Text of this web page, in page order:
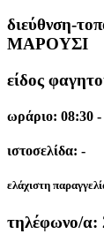
διεύθνση-
ΜΑΡΟΥΣΙ
είδος
ωράριο: 08:30 -
ιστοσελίδα: -
ελάχιστη
τηλέφωνο/α: